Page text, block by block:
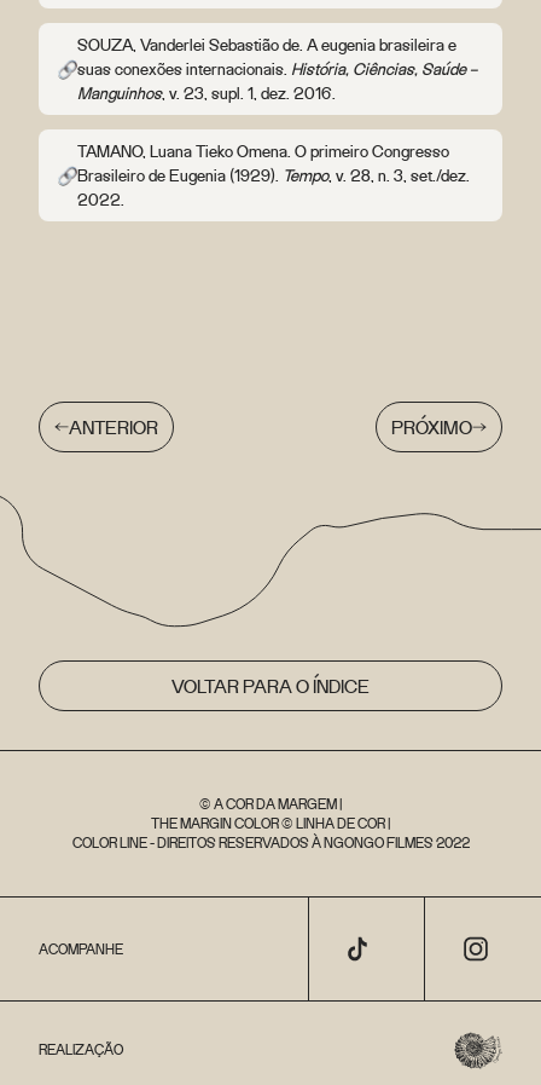
SOUZA, Vanderlei Sebastião de. A eugenia brasileira e
suas conexões internacionais. História, Ciências, Saúde –
Manguinhos, v. 23, supl. 1, dez. 2016.
TAMANO, Luana Tieko Omena. O primeiro Congresso
Brasileiro de Eugenia (1929). Tempo, v. 28, n. 3, set./dez.
2022.
ANTERIOR PRÓXIMO
VOLTAR PARA O ÍNDICE
© A COR DA MARGEM |
THE MARGIN COLOR © LINHA DE COR |
COLOR LINE - DIREITOS RESERVADOS À NGONGO FILMES 2022
ACOMPANHE
REALIZAÇÃO